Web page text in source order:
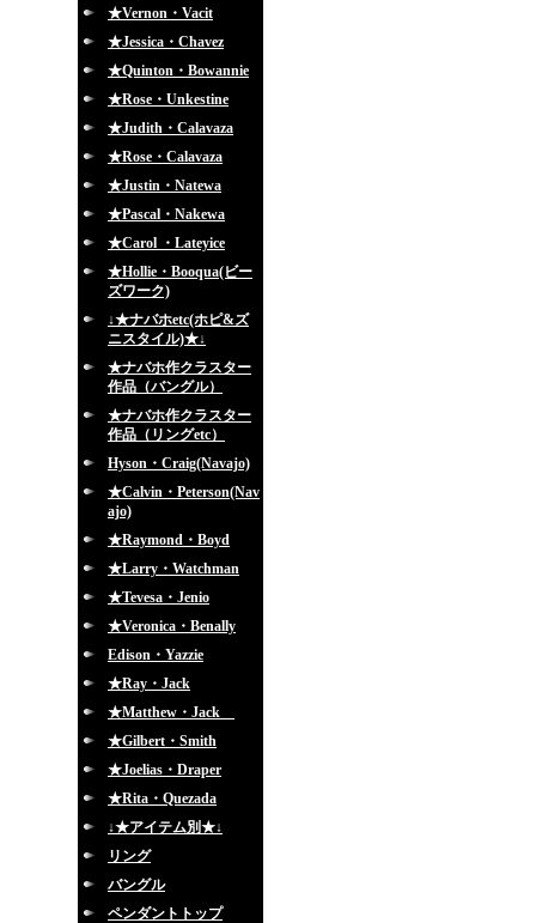
★Vernon・Vacit
★Jessica・Chavez
★Quinton・Bowannie
★Rose・Unkestine
★Judith・Calavaza
★Rose・Calavaza
★Justin・Natewa
★Pascal・Nakewa
★Carol ・Lateyice
★Hollie・Booqua(ビー
ズワーク)
↓★ナバホetc(ホピ&ズ
ニスタイル)★↓
★ナバホ作クラスター
作品（バングル）
★ナバホ作クラスター
作品（リングetc）
Hyson・Craig(Navajo)
★Calvin・Peterson(Nav
ajo)
★Raymond・Boyd
★Larry・Watchman
★Tevesa・Jenio
★Veronica・Benally
Edison・Yazzie
★Ray・Jack
★Matthew・Jack
★Gilbert・Smith
★Joelias・Draper
★Rita・Quezada
↓★アイテム別★↓
リング
バングル
ペンダントトップ